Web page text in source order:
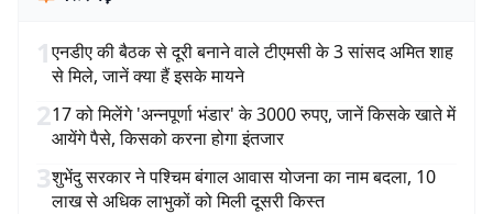
1एनडीए की बैठक से दूरी बनाने वाले टीएमसी के 3 सांसद अमित शाह
से मिले, जानें क्या हैं इसके मायने
217 को मिलेंगे 'अन्नपूर्णा भंडार' के 3000 रुपए, जानें किसके खाते में
आयेंगे पैसे, किसको करना होगा इंतजार
3शुभेंदु सरकार ने पश्चिम बंगाल आवास योजना का नाम बदला, 10
लाख से अधिक लाभुकों को मिली दूसरी किस्त